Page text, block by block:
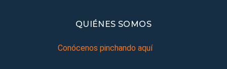
QUIÉNES SOMOS
Conócenos pinchando aquí